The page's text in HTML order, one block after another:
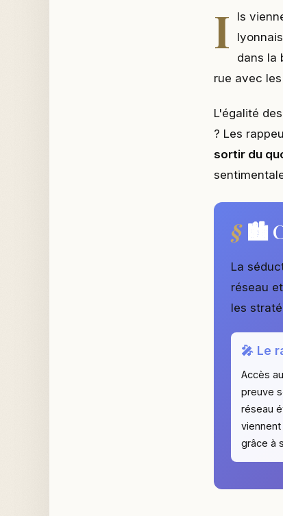
I
ls
dans la
rue avec
L'égalité
? Les
sortir du
🏙️
La
réseau
les
🎤 Le
Accès
preuve
réseau
grâce à